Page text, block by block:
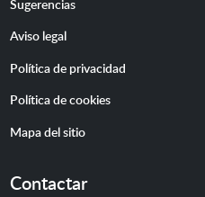
Sugerencias
Aviso legal
Política de privacidad
Política de cookies
Mapa del sitio
Contactar